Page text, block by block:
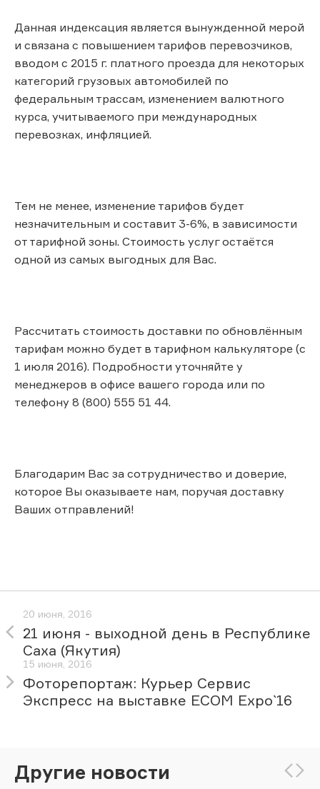
Данная индексация является вынужденной мерой
и связана с повышением тарифов перевозчиков,
вводом с 2015 г. платного проезда для некоторых
категорий грузовых автомобилей по
федеральным трассам, изменением валютного
курса, учитываемого при международных
перевозках, инфляцией.
Тем не менее, изменение тарифов будет
незначительным и составит 3-6%, в зависимости
от тарифной зоны. Стоимость услуг остаётся
одной из самых выгодных для Вас.
Рассчитать стоимость доставки по обновлённым
тарифам можно будет в тарифном калькуляторе (с
1 июля 2016). Подробности уточняйте у
менеджеров в офисе вашего города или по
телефону 8 (800) 555 51 44.
Благодарим Вас за сотрудничество и доверие,
которое Вы оказываете нам, поручая доставку
Ваших отправлений!
20 июня, 2016
21 июня - выходной день в Республике
Саха (Якутия)
15 июня, 2016
Фоторепортаж: Курьер Сервис
Экспресс на выставке ECOM Expo`16
Другие новости